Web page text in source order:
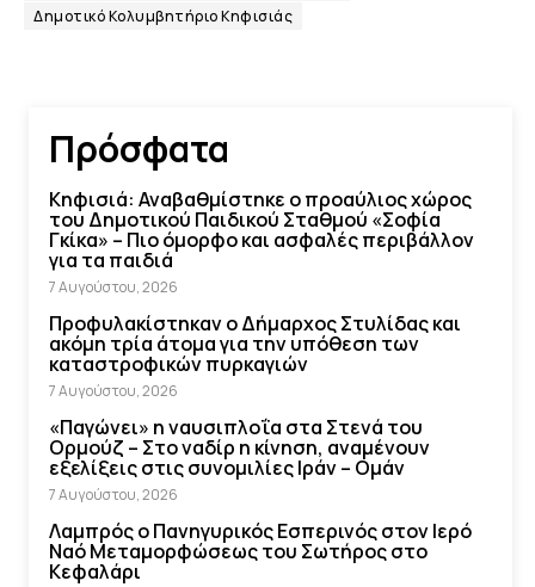
Δημοτικό Κολυμβητήριο Κηφισιάς
Πρόσφατα
Κηφισιά: Αναβαθμίστηκε ο προαύλιος χώρος
του Δημοτικού Παιδικού Σταθμού «Σοφία
Γκίκα» – Πιο όμορφο και ασφαλές περιβάλλον
για τα παιδιά
7 Αυγούστου, 2026
Προφυλακίστηκαν ο Δήμαρχος Στυλίδας και
ακόμη τρία άτομα για την υπόθεση των
καταστροφικών πυρκαγιών
7 Αυγούστου, 2026
«Παγώνει» η ναυσιπλοΐα στα Στενά του
Ορμούζ – Στο ναδίρ η κίνηση, αναμένουν
εξελίξεις στις συνομιλίες Ιράν – Ομάν
7 Αυγούστου, 2026
Λαμπρός ο Πανηγυρικός Εσπερινός στον Ιερό
Ναό Μεταμορφώσεως του Σωτήρος στο
Κεφαλάρι